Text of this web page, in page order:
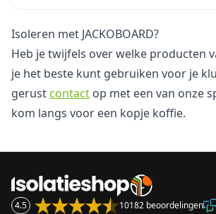
Isoleren met JACKOBOARD?
Heb je twijfels over welke producten
je het beste kunt gebruiken voor je
gerust contact op met een van onze
kom langs voor een kopje koffie.
4.5 10182 beoordelingen